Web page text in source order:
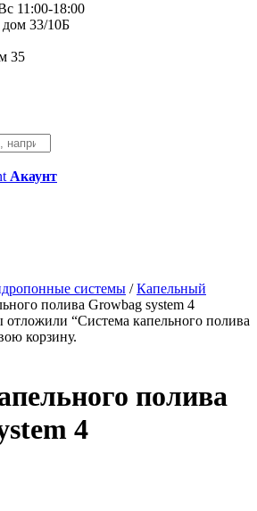
11:00-18:00
дом 33/10Б
35
Акаунт
системы /Капельный
полива Growbag system 4
“Система капельного полива
корзину.
полива
4